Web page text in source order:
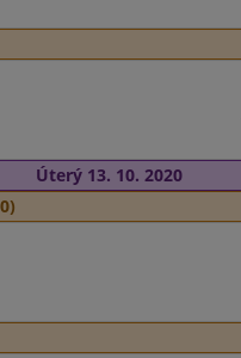
Úterý 13. 10. 2020